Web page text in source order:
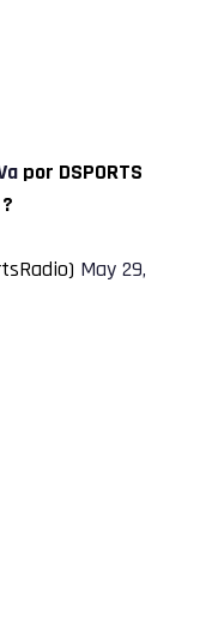
por DSPORTS
?
May 29,